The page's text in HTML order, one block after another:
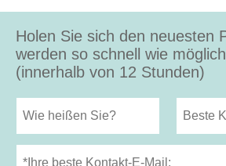
Holen Sie sich den neuesten
werden so schnell wie
(innerhalb von 12 Stunden)